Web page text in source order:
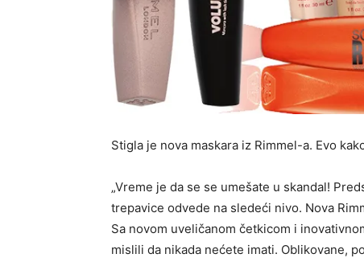
Stigla je nova maskara iz Rimmel-a. Evo
„Vreme je da se se umešate u skandal!
trepavice odvede na sledeći nivo. Nova
Sa novom uveličanom četkicom i
mislili da nikada nećete imati. Oblikovane,